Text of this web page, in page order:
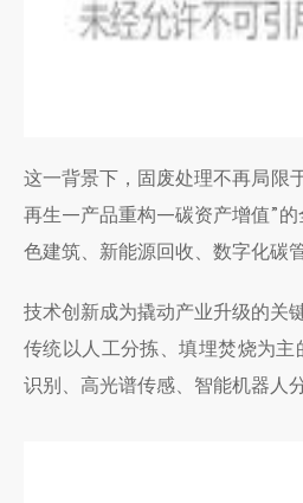
这一背景下，固废处理不再局限
再生—产品重构—碳资产增值”的
色建筑、新能源回收、数字化碳
技术创新成为撬动产业升级的关
传统以人工分拣、填埋焚烧为
识别、高光谱传感、智能机器人